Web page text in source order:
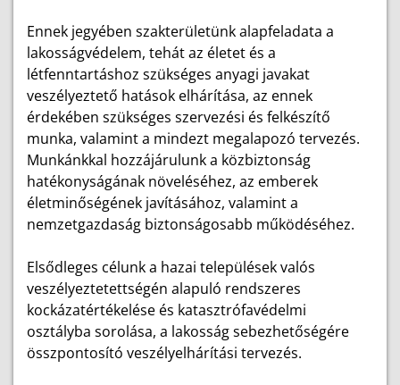
Ennek jegyében szakterületünk alapfeladata a
lakosságvédelem, tehát az életet és a
létfenntartáshoz szükséges anyagi javakat
veszélyeztető hatások elhárítása, az ennek
érdekében szükséges szervezési és felkészítő
munka, valamint a mindezt megalapozó tervezés.
Munkánkkal hozzájárulunk a közbiztonság
hatékonyságának növeléséhez, az emberek
életminőségének javításához, valamint a
nemzetgazdaság biztonságosabb működéséhez.
Elsődleges célunk a hazai települések valós
veszélyeztetettségén alapuló rendszeres
kockázatértékelése és katasztrófavédelmi
osztályba sorolása, a lakosság sebezhetőségére
összpontosító veszélyelhárítási tervezés.